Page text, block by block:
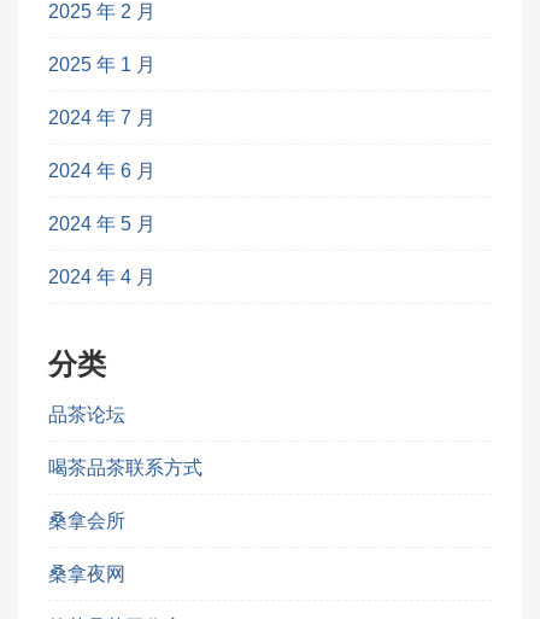
2025 年 2 月
2025 年 1 月
2024 年 7 月
2024 年 6 月
2024 年 5 月
2024 年 4 月
分类
品茶论坛
喝茶品茶联系方式
桑拿会所
桑拿夜网